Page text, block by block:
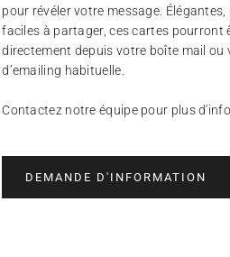
pour révéler votre message. Élégantes,
faciles à partager, ces cartes pourront
directement depuis votre boîte mail ou
d’emailing habituelle.
Contactez notre équipe pour plus
DEMANDE D'INFORMATION